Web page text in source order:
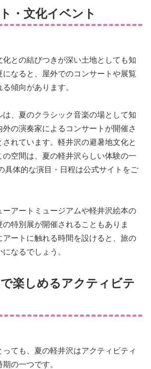
・文化イベント
化との結びつきが深い土地としても知
になると、屋外でのコンサートや展覧
傾向があります。
は、夏のクラシック音楽の場として知
外の演奏家によるコンサートが開催さ
されています。軽井沢の避暑地文化と
の空間は、夏の軽井沢らしい体験の一
具体的な演目・日程は公式サイトをご
ーアートミュージアムや軽井沢絵本の
特別展が開催されることもありま
アートに触れる時間を設けると、旅の
なるでしょう。
楽しめるアクティビテ
っても、夏の軽井沢はアクティビティ
の一つです。